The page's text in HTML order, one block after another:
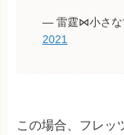
— 雷霆⋈小さな
2021
この場合、フレッ